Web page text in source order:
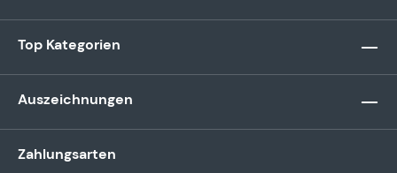
Top Kategorien
Auszeichnungen
Zahlungsarten